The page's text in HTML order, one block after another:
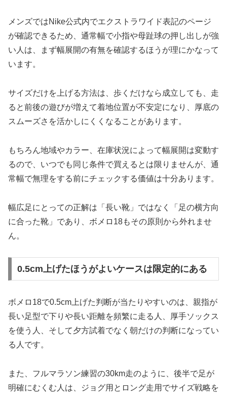
メンズではNike公式内でエクストラワイド表記のページ
が確認できるため、通常幅で小指や母趾球の押し出しが強
い人は、まず幅展開の有無を確認するほうが理にかなって
います。
サイズだけを上げる方法は、歩くだけなら成立しても、走
ると前後の遊びが増えて着地位置が不安定になり、厚底の
スムーズさを活かしにくくなることがあります。
もちろん地域やカラー、在庫状況によって幅展開は変動す
るので、いつでも同じ条件で買えるとは限りませんが、通
常幅で無理をする前にチェックする価値は十分あります。
幅広足にとっての正解は「長い靴」ではなく「足の横方向
に合った靴」であり、ボメロ18もその原則から外れませ
ん。
0.5cm上げたほうがよいケースは限定的にある
ボメロ18で0.5cm上げた判断が当たりやすいのは、親指が
長い足型で下りや長い距離を頻繁に走る人、厚手ソックス
を使う人、そして夕方試着でなく朝だけの判断になってい
る人です。
また、フルマラソン練習の30km走のように、後半で足が
明確にむくむ人は、ジョグ用とロング走用でサイズ戦略を